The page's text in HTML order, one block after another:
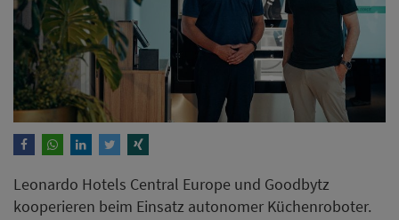
Leonardo Hotels Central Europe und Goodbytz
kooperieren beim Einsatz autonomer Küchenroboter.